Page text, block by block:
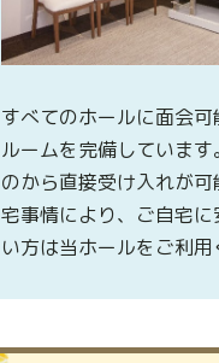
すべてのホールに面会
ルームを完備しています
のから直接受け入れが
宅事情により、ご自宅に
い方は当ホールをご利用